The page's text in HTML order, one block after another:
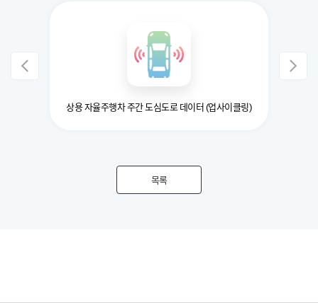
상용 자율주행차 주간 도심도로 데이터 (업사이클링)
목록